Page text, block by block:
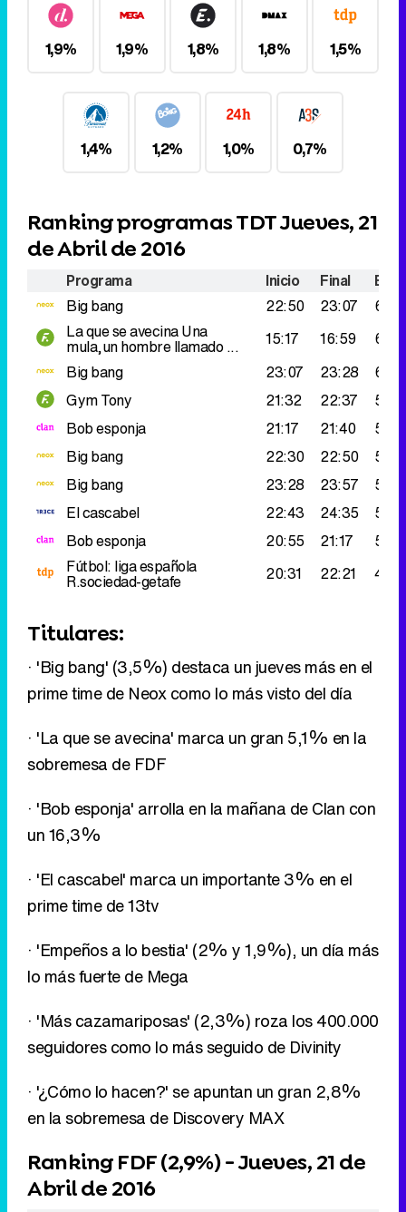
1,9% 1,9% 1,8% 1,8% 1,5%
1,4% 1,2% 1,0% 0,7%
Ranking programas TDT Jueves, 21
de Abril de 2016
Programa Inicio Final
Big bang
22:50 23:07
La que se avecinaUna
mula,un hombre llamado ... 15:17 16:59
Big bang
23:07 23:28
Gym Tony
21:32 22:37
Bob esponja
21:17 21:40
Big bang
22:30 22:50
Big bang
23:28 23:57
El cascabel
22:43 24:35
Bob esponja
20:55 21:17
Fútbol: liga española
R.sociedad-getafe 20:31 22:21
Titulares:
· 'Big bang' (3,5%) destaca un jueves más en el
prime time de Neox como lo más visto del día
· 'La que se avecina' marca un gran 5,1% en la
sobremesa de FDF
· 'Bob esponja' arrolla en la mañana de Clan con
un 16,3%
· 'El cascabel' marca un importante 3% en el
prime time de 13tv
· 'Empeños a lo bestia' (2% y 1,9%), un día más
lo más fuerte de Mega
· 'Más cazamariposas' (2,3%) roza los 400.000
seguidores como lo más seguido de Divinity
· '¿Cómo lo hacen?' se apuntan un gran 2,8%
en la sobremesa de Discovery MAX
Ranking FDF (2,9%) - Jueves, 21 de
Abril de 2016